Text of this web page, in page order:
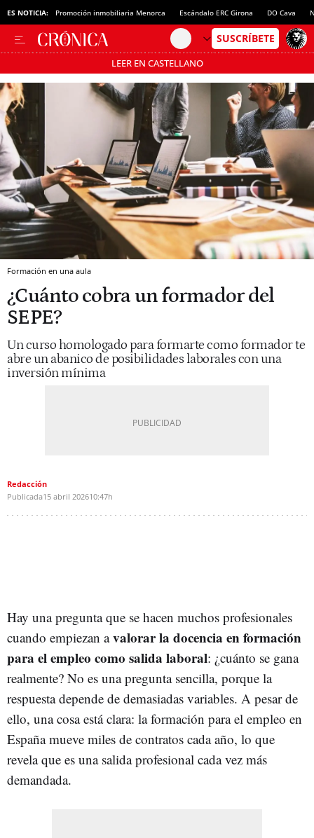
ES NOTICIA: Promoción inmobiliaria Menorca Escándalo ERC Girona DO Cava
LEER EN CASTELLANO
Pásate al MODO AHORRO
Formación en una aula
¿Cuánto cobra un formador del
SEPE?
Un curso homologado para formarte como formador te
abre un abanico de posibilidades laborales con una
inversión mínima
Redacción
Publicada15 abril 202610:47h
Hay una pregunta que se hacen muchos profesionales
cuando empiezan avalorar la docencia en formación
para el empleo como salida laboral: ¿cuánto se gana
realmente? No es una pregunta sencilla, porque la
respuesta depende de demasiadas variables. A pesar de
ello, una cosa está clara: la formación para el empleo en
España mueve miles de contratos cada año, lo que
revela que es una salida profesional cada vez más
demandada.